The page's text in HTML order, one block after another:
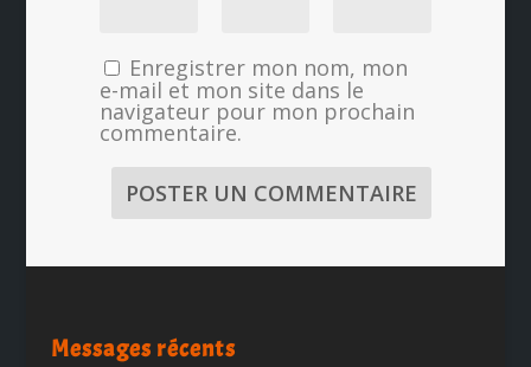
Enregistrer mon nom, mon
e-mail et mon site dans le
navigateur pour mon prochain
commentaire.
Messages récents